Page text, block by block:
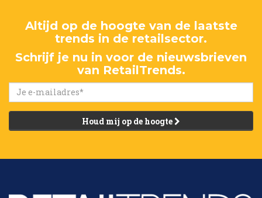
Altijd op de hoogte van de laatste
trends in de retailsector.
Schrijf je nu in voor de nieuwsbrieven
van RetailTrends.
Houd mij op de hoogte